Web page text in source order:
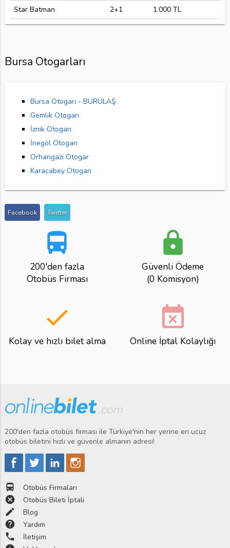
Star Batman
2+1 1.000 TL
Bursa Otogarları
Bursa Otogarı - BURULAŞ
Gemlik Otogarı
İznik Otogarı
İnegöl Otogarı
Orhangazi Otogar
Karacabey Otogarı
Facebook Twitter
directions_bus
200'den fazla
Otobüs Firması
lock
Güvenli Ödeme
(0 Komisyon)
done
Kolay ve hızlı bilet alma
event_busy
Online İptal Kolaylığı
200'den fazla otobüs firması ile Türkiye'nin her yerine en ucuz
otobüs biletini hızlı ve güvenle almanın adresi!
directions_bus Otobüs Firmaları
cancel Otobüs Bileti İptali
edit Blog
help Yardım
phone İletişim